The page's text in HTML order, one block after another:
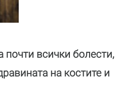
почти всички болести,
на костите и